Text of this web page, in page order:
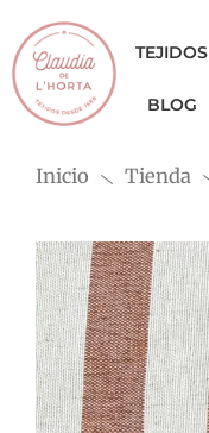
al
contenido
TEJIDOS
BLOG
Inicio Tienda